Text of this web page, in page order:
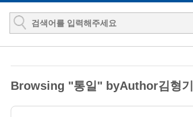
Browsing "통일" byAuthor김형기